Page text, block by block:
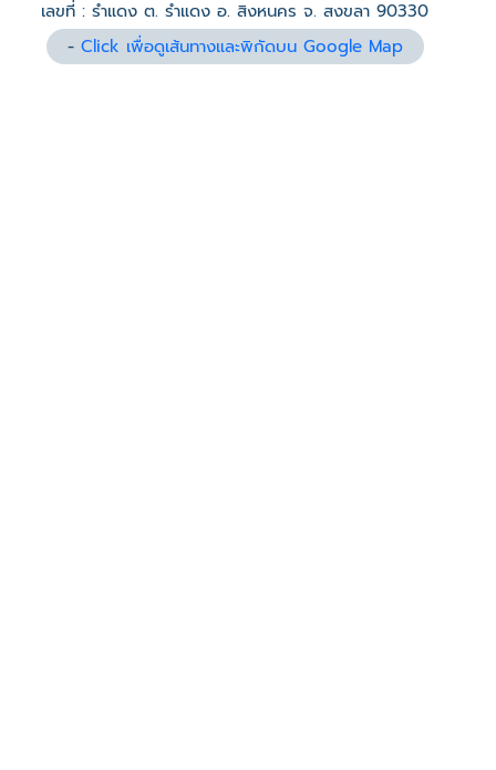
เลขที่ : รำแดง ต. รำแดง อ. สิงหนคร จ. สงขลา 90330
-Click เพื่อดูเส้นทางและพิกัดบน Google Map